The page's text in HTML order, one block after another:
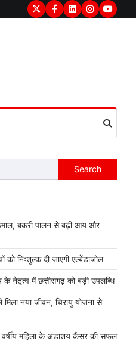
TwitterFacebook
LinkedInInstagram
Search
बकरी पालन से बढ़ी आय और
निःशुल्क दी जाएगी एल्बेंडाजोल
के नेतृत्व में छत्तीसगढ़ को बड़ी उपलब्धि
नया जीवन, चिरायु योजना से
महिला के अंडाशय कैंसर की सफल